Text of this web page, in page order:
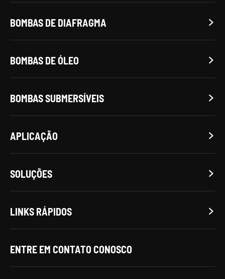
BOMBAS DE DIAFRAGMA 
BOMBAS DE ÓLEO 
BOMBAS SUBMERSÍVEIS 
APLICAÇÃO 
SOLUÇÕES 
LINKS RÁPIDOS 
ENTRE EM CONTATO CONOSCO